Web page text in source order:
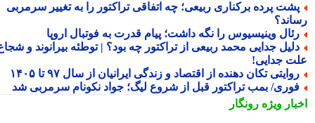
پرده برکناری ربیعی؛ چه اتفاقی تراکتور را به تغییر سرمربی
وینیسیوس را نگه داشت؛ پیام قدرت به فوتبال اروپا
جدایی محمد ربیعی از تراکتور چه بود؟ | توطئه بیرانوند و شجاع
جدایی!
تکان دهنده از اقتصاد و زندگی ایرانیان از سال ۹۷ تا ۱۴۰۵
بمب تراکتور قبل از شروع لیگ؛ جواد نکونام سرمربی شد
ویژهرونگار